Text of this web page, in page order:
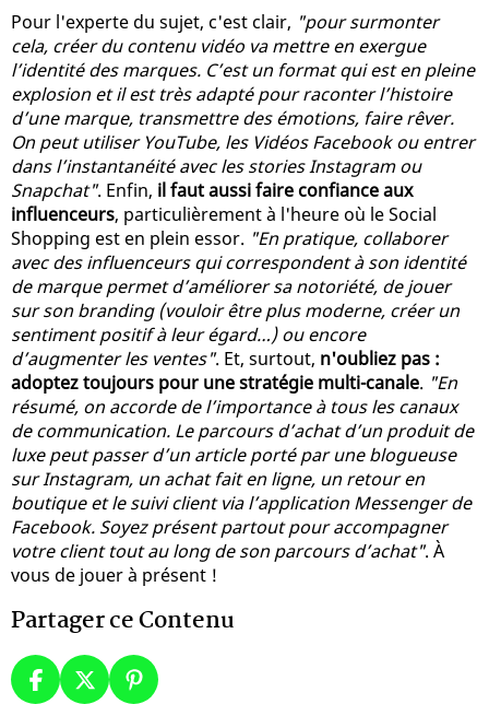
Pour l'experte du sujet, c'est clair, "pour surmonter
cela, créer du contenu vidéo va mettre en exergue
l’identité des marques. C’est un format qui est en pleine
explosion et il est très adapté pour raconter l’histoire
d’une marque, transmettre des émotions, faire rêver.
On peut utiliser YouTube, les Vidéos Facebook ou entrer
dans l’instantanéité avec les stories Instagram ou
Snapchat". Enfin, il faut aussi faire confiance aux
influenceurs, particulièrement à l'heure où le Social
Shopping est en plein essor. "En pratique, collaborer
avec des influenceurs qui correspondent à son identité
de marque permet d’améliorer sa notoriété, de jouer
sur son branding (vouloir être plus moderne, créer un
sentiment positif à leur égard…) ou encore
d’augmenter les ventes". Et, surtout, n'oubliez pas :
adoptez toujours pour une stratégie multi-canale. "En
résumé, on accorde de l’importance à tous les canaux
de communication. Le parcours d’achat d’un produit de
luxe peut passer d’un article porté par une blogueuse
sur Instagram, un achat fait en ligne, un retour en
boutique et le suivi client via l’application Messenger de
Facebook. Soyez présent partout pour accompagner
votre client tout au long de son parcours d’achat". À
vous de jouer à présent !
Partager ce Contenu